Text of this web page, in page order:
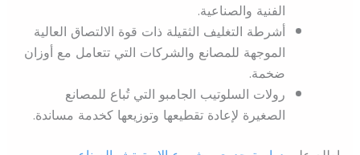
الفنية والصناعية.
أشرطة التغليف الثقيلة ذات قوة الالتصاق العالية
الموجهة للمصانع والشركات التي تتعامل مع أوزان
ضخمة.
رولات السلوتيب الجامبو التي تُباع للمصانع
الصغيرة لإعادة تقطيعها وتوزيعها كخدمة مساندة.